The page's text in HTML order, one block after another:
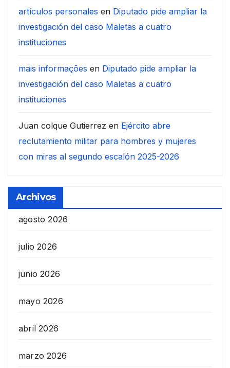
artículos personales en Diputado pide ampliar la
investigación del caso Maletas a cuatro
instituciones
mais informações en Diputado pide ampliar la
investigación del caso Maletas a cuatro
instituciones
Juan colque Gutierrez en Ejército abre
reclutamiento militar para hombres y mujeres
con miras al segundo escalón 2025-2026
Archivos
agosto 2026
julio 2026
junio 2026
mayo 2026
abril 2026
marzo 2026